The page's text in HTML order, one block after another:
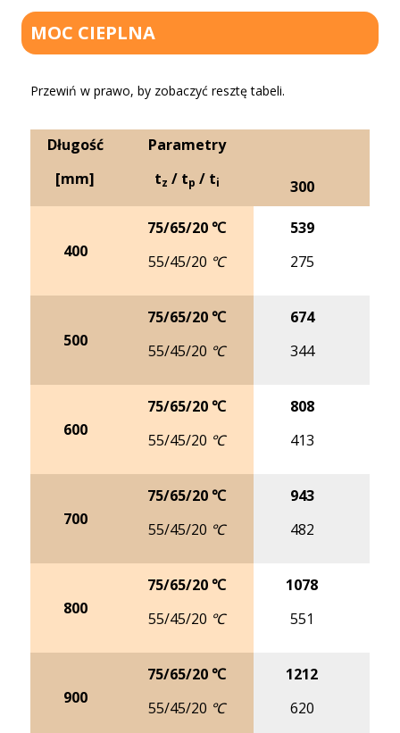
MOC CIEPLNA
Przewiń w prawo, by zobaczyć resztę tabeli.
Długość
[mm]
Parametry
tz / tp / ti 300
400
75/65/20 ℃
55/45/20 ℃
539
275
500
75/65/20 ℃
55/45/20 ℃
674
344
600
75/65/20 ℃
55/45/20 ℃
808
413
700
75/65/20 ℃
55/45/20 ℃
943
482
800
75/65/20 ℃
55/45/20 ℃
1078
551
900
75/65/20 ℃
55/45/20 ℃
1212
620